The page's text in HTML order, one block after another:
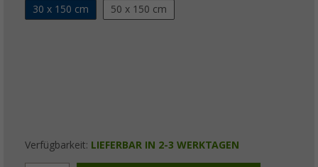
30 x 150 cm
50 x 150 cm
Verfügbarkeit: LIEFERBAR IN 2-3 WERKTAGEN